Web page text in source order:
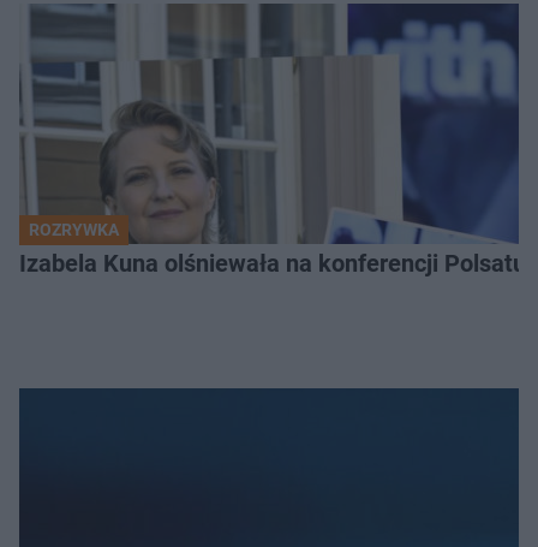
ROZRYWKA
Izabela Kuna olśniewała na konferencji